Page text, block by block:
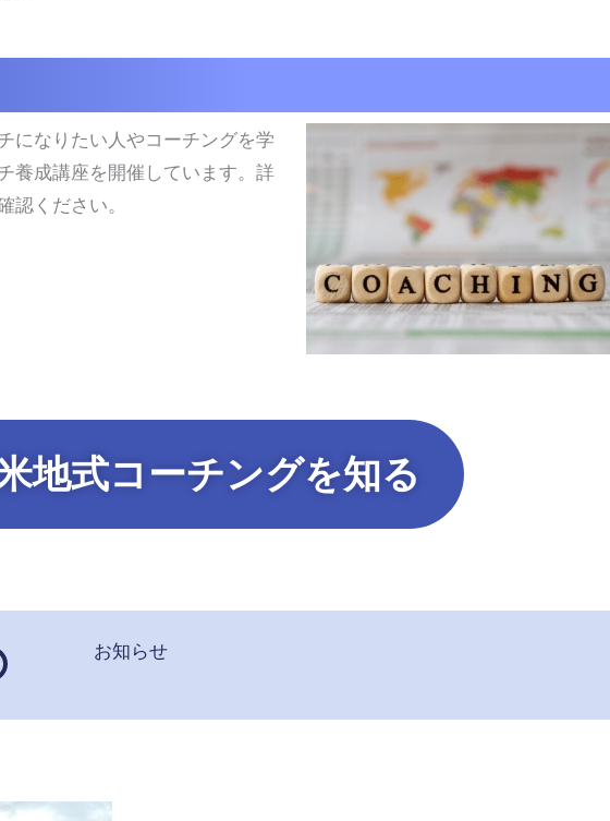
になりたい人やコーチングを学
養成講座を開催しています。詳
認ください。
地式コーチングを知る
お知らせ